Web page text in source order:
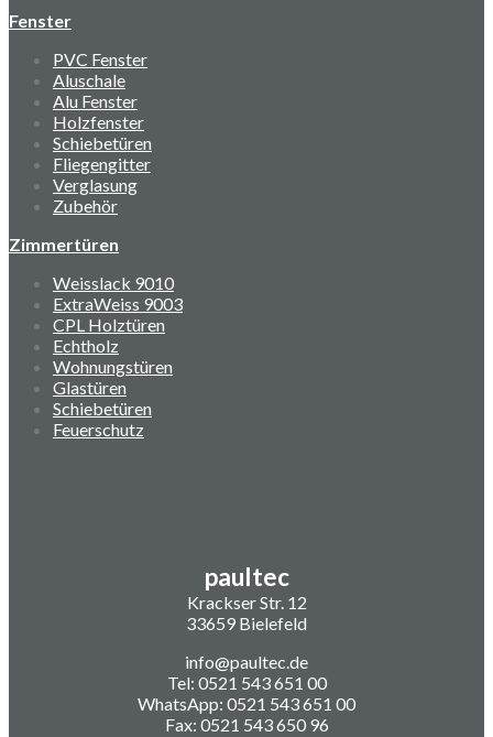
Fenster
PVC Fenster
Aluschale
Alu Fenster
Holzfenster
Schiebetüren
Fliegengitter
Verglasung
Zubehör
Zimmertüren
Weisslack 9010
ExtraWeiss 9003
CPL Holztüren
Echtholz
Wohnungstüren
Glastüren
Schiebetüren
Feuerschutz
paultec
Krackser Str. 12
33659 Bielefeld
info@paultec.de
Tel: 0521 543 651 00
WhatsApp: 0521 543 651 00
Fax: 0521 543 650 96